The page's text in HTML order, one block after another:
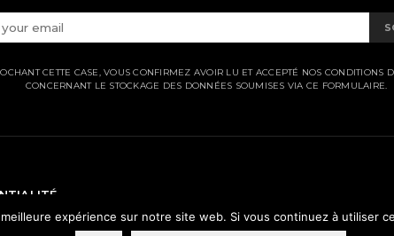
CETTE CASE, VOUS CONFIRMEZ AVOIR LU ET ACCEPTÉ NOS CONDITIONS
CONCERNANT LE STOCKAGE DES DONNÉES SOUMISES VIA CE FORMULAIRE.
expérience sur notre site web. Si vous continuez à utiliser